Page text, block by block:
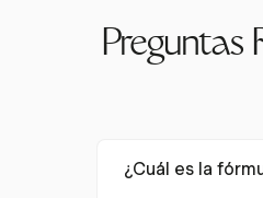
Preguntas
¿Cuál es la